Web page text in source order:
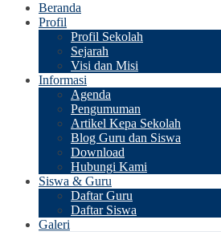
Beranda
Profil
Profil Sekolah
Sejarah
Visi dan Misi
Informasi
Agenda
Pengumuman
Artikel Kepa Sekolah
Blog Guru dan Siswa
Download
Hubungi Kami
Siswa & Guru
Daftar Guru
Daftar Siswa
Galeri